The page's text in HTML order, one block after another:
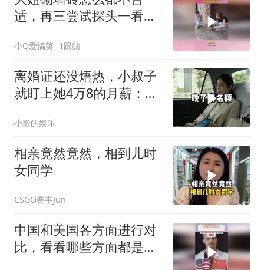
适，再三尝试探头一看，
小Q爱搞笑 1跟贴
离婚证还没焐热，小叔子
就盯上她4万8的月薪：转
小影的娱乐
相亲竟然竟然，相到儿时
女同学
CSGO赛事Jun
中国和美国各方面进行对
比，看看哪些方面都是谁